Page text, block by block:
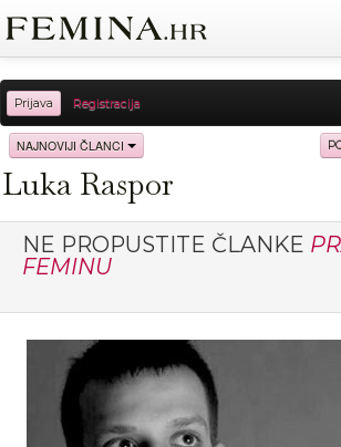
Prijava Registracija
Sreća Zdravlje
Moda Ljubav
Proizvodi Knjige
NAJNOVIJI ČLANCI
Luka Raspor
NE PROPUSTITE ČLANKE
FEMINU